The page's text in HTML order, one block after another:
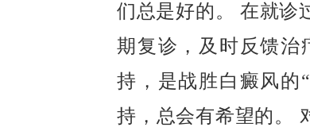
们总是好的。 在就诊
期复诊，及时反馈治
持，是战胜白癜风的
持，总会有希望的。